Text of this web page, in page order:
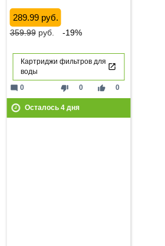
289.99 руб.
359.99руб. -19%
Картриджи фильтров для
воды
thumb_down 0 thumb_up 0
mode_comment 0
Осталось 4дня